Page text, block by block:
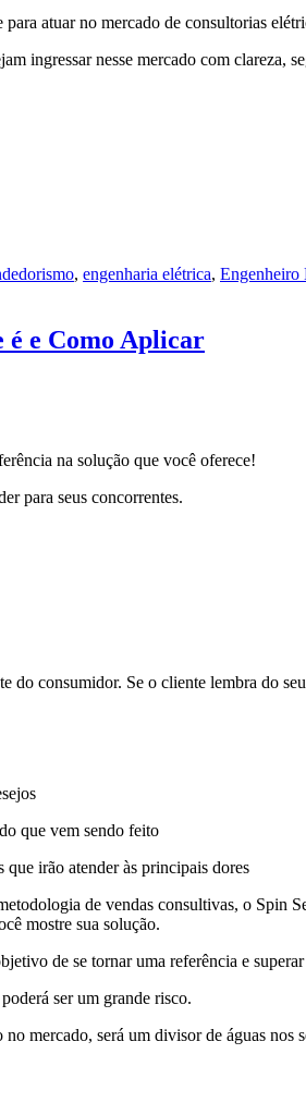
atuar no mercado de consultorias
ingressar nesse mercado com clareza,
, engenharia elétrica, Engenheiro
é e Como Aplicar
na solução que você oferece!
para seus concorrentes.
consumidor. Se o cliente lembra do
que vem sendo feito
que irão atender às principais dores
de vendas consultivas, o Spin
mostre sua solução.
de se tornar uma referência e
ser um grande risco.
mercado, será um divisor de águas nos